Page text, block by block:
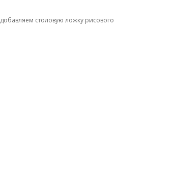
столовую ложку рисового